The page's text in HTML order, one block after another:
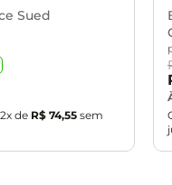
e/ou corredores de
Sued
x de R$ 74,55 sem